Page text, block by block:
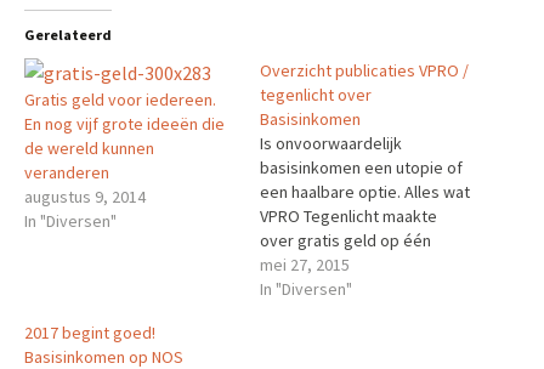
Gerelateerd
Gratis geld voor iedereen.
En nog vijf grote ideeën die
de wereld kunnen
veranderen
augustus 9, 2014
In "Diversen"
Overzicht publicaties VPRO /
tegenlicht over
Basisinkomen
Is onvoorwaardelijk
basisinkomen een utopie of
een haalbare optie. Alles wat
VPRO Tegenlicht maakte
over gratis geld op één
pagina. De noodzaak van een
utopie Jonge historicus
mei 27, 2015
In "Diversen"
2017 begint goed!
Basisinkomen op NOS